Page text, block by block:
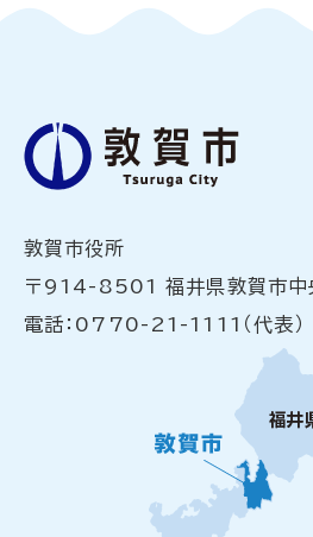
敦賀市役所
〒914-8501 福井県敦賀市中
電話：0770-21-1111（代表）